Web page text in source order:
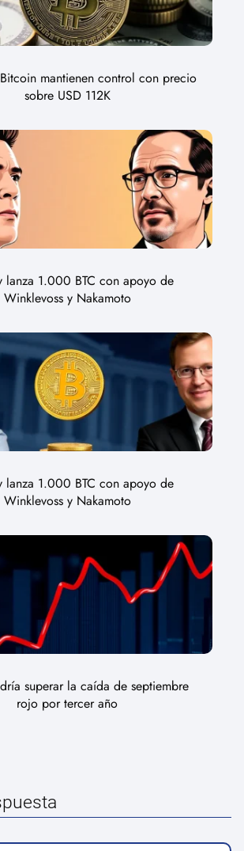
mantienen control con precio
sobre USD 112K
lanza 1.000 BTC con apoyo de
Winklevoss y Nakamoto
lanza 1.000 BTC con apoyo de
Winklevoss y Nakamoto
superar la caída de septiembre
rojo por tercer año